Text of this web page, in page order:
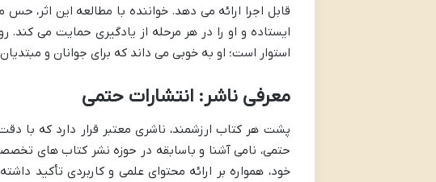
قابل اجرا ارائه می دهد. خواننده با مطالعه این اثر،
ایستاده و او را در هر مرحله از یادگیری حمایت می کند.
استوار است؛ او به خوبی می داند که برای جوانان و
معرفی ناشر:انتشارات حتمی
پشت هر کتاب ارزشمند، ناشری معتبر قرار دارد که با
حتمی، نامی آشنا و باسابقه در حوزه نشر کتاب های
خود، همواره بر ارائه محتوای علمی و کاربردی تأکید